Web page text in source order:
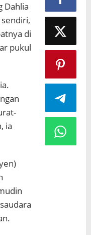
Dahlia
di
pukul
ia